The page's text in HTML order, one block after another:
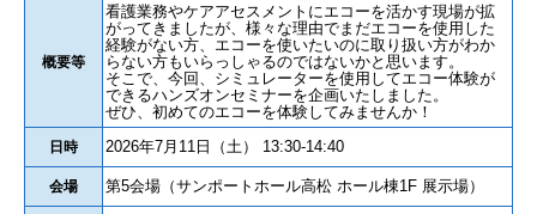
概要等
看護業務やケアアセスメントにエコーを活かす現場が拡
がってきましたが、様々な理由でまだエコーを使用した
経験がない方、エコーを使いたいのに取り扱い方がわか
らない方もいらっしゃるのではないかと思います。
そこで、今回、シミュレーターを使用してエコー体験が
できるハンズオンセミナーを企画いたしました。
ぜひ、初めてのエコーを体験してみませんか！
日時 2026年7月11日（土） 13:30-14:40
会場 第5会場（サンポートホール高松 ホール棟1F 展示場）